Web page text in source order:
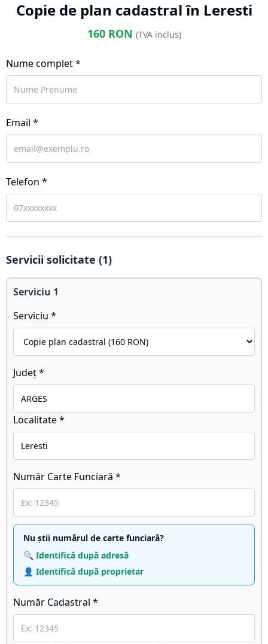
Copie de plan cadastral în Leresti
160RON (TVA inclus)
Nume complet *
Email *
Telefon *
Servicii solicitate (1)
Serviciu 1
Serviciu *
Județ *
Localitate *
Număr Carte Funciară *
Nu știi numărul de carte funciară?
🔍 Identifică după adresă
👤 Identifică după proprietar
Număr Cadastral *